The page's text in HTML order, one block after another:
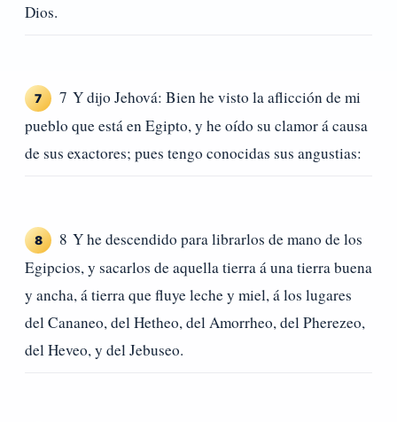
Dios.
7
7 Y dijo Jehová: Bien he visto la aflicción de mi
pueblo que está en Egipto, y he oído su clamor á causa
de sus exactores; pues tengo conocidas sus angustias:
8
8 Y he descendido para librarlos de mano de los
Egipcios, y sacarlos de aquella tierra á una tierra buena
y ancha, á tierra que fluye leche y miel, á los lugares
del Cananeo, del Hetheo, del Amorrheo, del Pherezeo,
del Heveo, y del Jebuseo.